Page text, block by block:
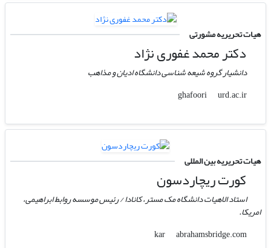
هیات تحریریه مشورتی
دکتر محمد غفوری نژاد
دانشیار گروه شیعه شناسی دانشگاه ادیان و مذاهب
ghafoori
urd.ac.ir
هیات تحریریه بین المللی
کورت ریچاردسون
استاد الاهیات دانشگاه مک مستر، کانادا / رئیس موسسه روابط ابراهیمی،
امریکا.
kar
abrahamsbridge.com